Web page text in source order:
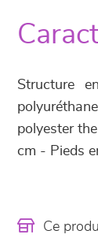
Structure
polyester
cm - Pieds
Ce